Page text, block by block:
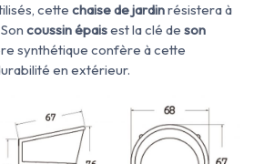
cette chaise de jardinrésistera à
coussin épaisest la clé de son
synthétique confère à cette
en extérieur.